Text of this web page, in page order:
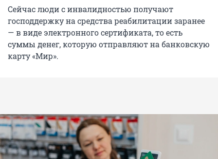
Сейчас люди с инвалидностью получают
господдержку на средства реабилитации заранее
— в виде электронного сертификата, то есть
суммы денег, которую отправляют на банковскую
карту «Мир».